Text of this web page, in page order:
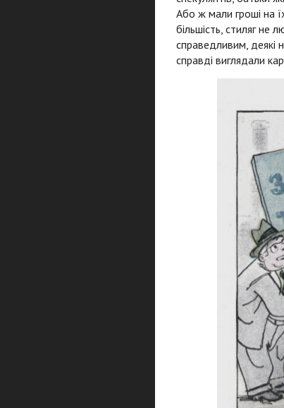
Або ж мали гроші на
більшість, стиляг не
справедливим, деякі
справді виглядали